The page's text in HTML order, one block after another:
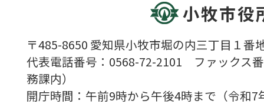
小牧市役
〒485-8650 愛知県小牧市堀の内三丁目１番
代表電話番号：0568-72-2101 ファックス
務課内）
開庁時間：午前9時から午後4時まで（令